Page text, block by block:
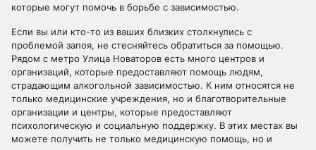
которые могут помочь в борьбе с зависимостью.
Если вы или кто-то из ваших близких столкнулись с
проблемой запоя, не стесняйтесь обратиться за помощью.
Рядом с метро Улица Новаторов есть много центров и
организаций, которые предоставляют помощь людям,
страдающим алкогольной зависимостью. К ним относятся не
только медицинские учреждения, но и благотворительные
организации и центры, которые предоставляют
психологическую и социальную поддержку. В этих местах вы
можете получить не только медицинскую помощь, но и